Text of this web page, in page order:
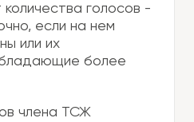
голосов -
если на нем
или их
более
члена ТСЖ